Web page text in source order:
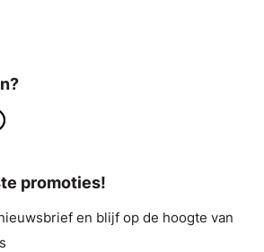
promoties!
en blijf op de hoogte van